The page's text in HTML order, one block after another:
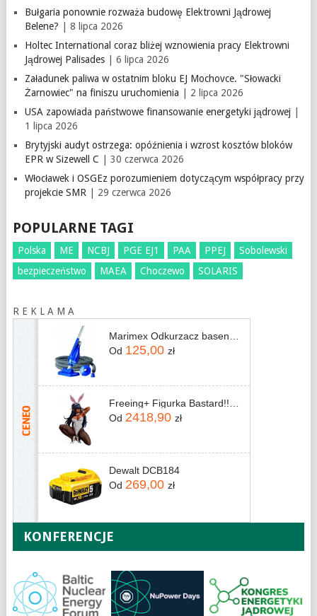
Bułgaria ponownie rozważa budowę Elektrowni Jądrowej
Belene? | 8 lipca 2026
Holtec International coraz bliżej wznowienia pracy Elektrowni
Jądrowej Palisades| 6 lipca 2026
Załadunek paliwa w ostatnim bloku EJ Mochovce. "Słowacki
Żarnowiec" na finiszu uruchomienia | 2 lipca 2026
USA zapowiada państwowe finansowanie energetyki jądrowej
1 lipca 2026
Brytyjski audyt ostrzega: opóźnienia i wzrost kosztów bloków
EPR w Sizewell C | 30 czerwca 2026
Włocławek i OSGEz porozumieniem dotyczącym współpracy przy
projekcie SMR| 29 czerwca 2026
POPULARNE TAGI
Polska ME NCBJ PGE EJ1 PAA PPEJ
Sobolewski
bezpieczeństwo
MAEA Choczewo SOLARIS
R E K L A M A
Marimex Odkurzacz basenowy Star Vac 10800011
Od 125,00 zł
Freeing+ Figurka Bastard!! Heavy Metal, Dark Fantasy 1/4 Arshes Nei: Bunny 30 cm
Od 2418,90 zł
Dewalt DCB184
Od 269,00 zł
KONFERENCJE